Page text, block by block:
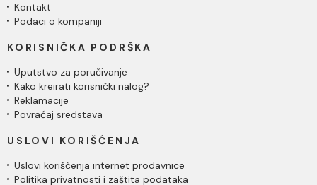
Kontakt
Podaci o kompaniji
KORISNIČKA PODRŠKA
Uputstvo za poručivanje
Kako kreirati korisnički nalog?
Reklamacije
Povraćaj sredstava
USLOVI KORIŠĆENJA
Uslovi korišćenja internet prodavnice
Politika privatnosti i zaštita podataka